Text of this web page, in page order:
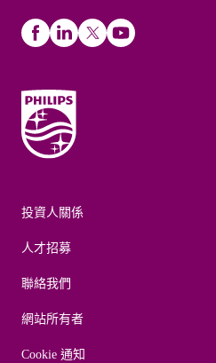
投資人關係
人才招募
聯絡我們
網站所有者
Cookie 通知